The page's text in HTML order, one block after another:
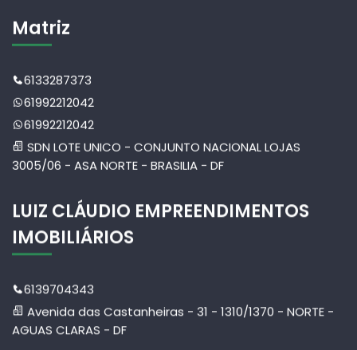
Matriz
6133287373
61992212042
61992212042
SDN LOTE UNICO - CONJUNTO NACIONAL LOJAS
3005/06 - ASA NORTE - BRASILIA - DF
LUIZ CLÁUDIO EMPREENDIMENTOS
IMOBILIÁRIOS
6139704343
Avenida das Castanheiras - 31 - 1310/1370 - NORTE -
AGUAS CLARAS - DF